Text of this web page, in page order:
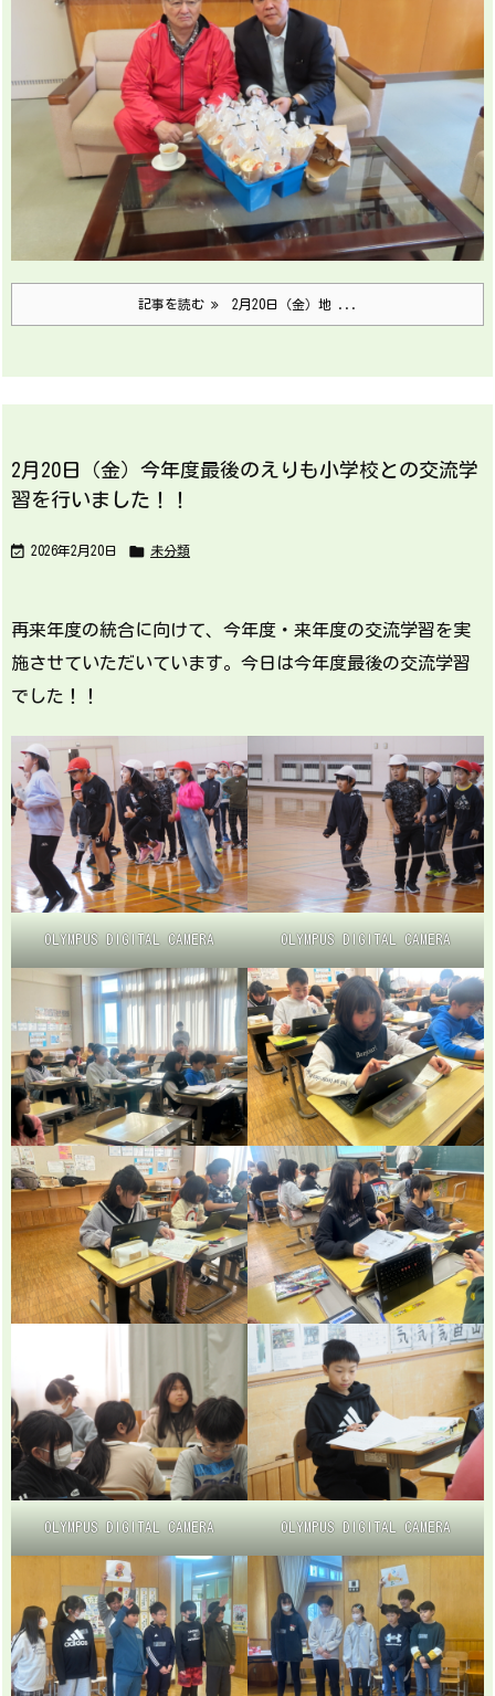
記事を読む 2月20日（金）地 ...
2月20日（金）今年度最後のえりも小学校との交流学
習を行いました！！
 2026年2月20日  未分類
再来年度の統合に向けて、今年度・来年度の交流学習を実
施させていただいています。今日は今年度最後の交流学習
でした！！
OLYMPUS DIGITAL CAMERA OLYMPUS DIGITAL CAMERA
OLYMPUS DIGITAL CAMERA OLYMPUS DIGITAL CAMERA